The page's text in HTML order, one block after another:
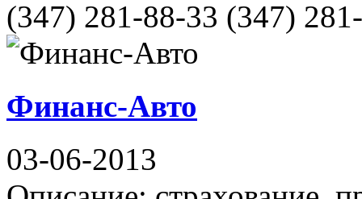
(347) 281-88-33 (347)
Финанс-Авто
03-06-2013